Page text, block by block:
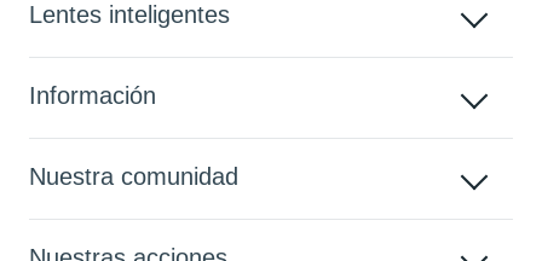
Lentes inteligentes
Información
Nuestra comunidad